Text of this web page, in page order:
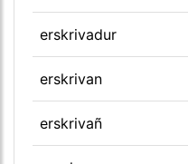
erskrivadur
erskrivan
erskrivañ